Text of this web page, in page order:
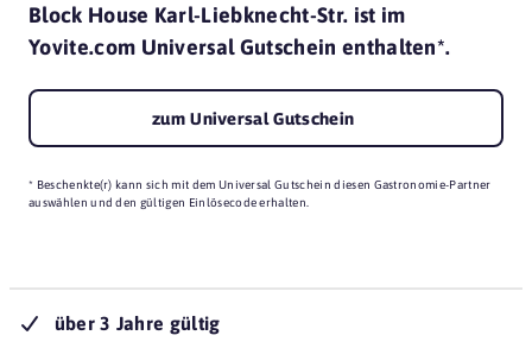
Block House Karl-Liebknecht-Str. ist im
Yovite.com Universal Gutschein enthalten*.
zum Universal Gutschein
* Beschenkte(r) kann sich mit dem Universal Gutschein diesen Gastronomie-Partner
auswählen und den gültigen Einlösecode erhalten.
über 3 Jahre gültig